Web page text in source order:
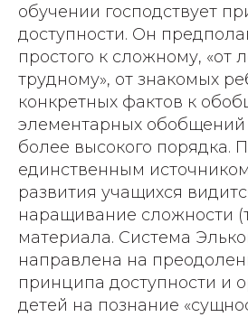
обучении господствует
доступности. Он
простого к сложному, «от
трудному», от знакомых
конкретных фактов к
элементарных
более высокого порядка.
единственным
развития учащихся
наращивание сложности
материала. Система
направлена на
принципа доступности и
детей на познание